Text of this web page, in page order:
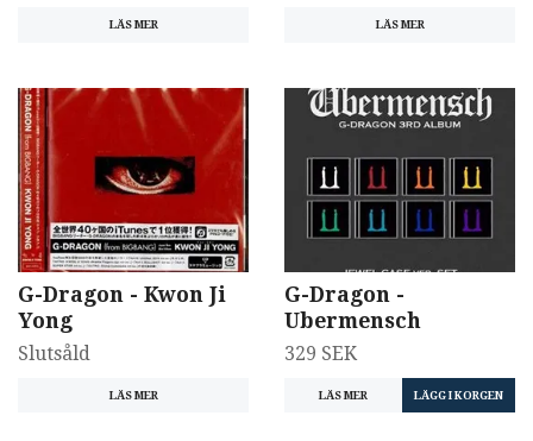
LÄS MER LÄS MER
G-Dragon - Kwon Ji
Yong
Slutsåld
LÄS MER
G-Dragon -
Ubermensch
329 SEK
LÄS MER